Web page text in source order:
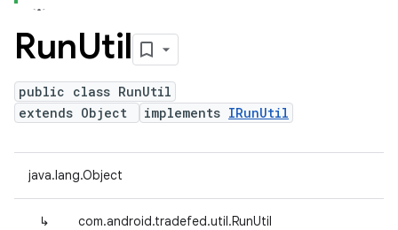
RunUtil
public class RunUtil
extends Object
implements IRunUtil
java.lang.Object
↳ com.android.tradefed.util.RunUtil